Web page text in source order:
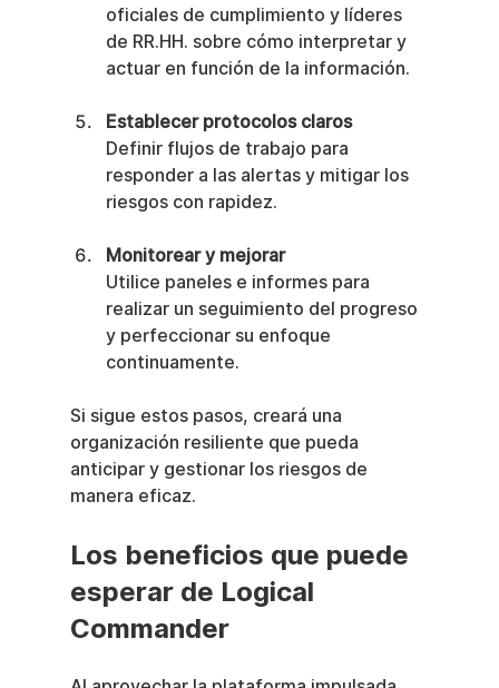
oficiales de cumplimiento y líderes
de RR.HH. sobre cómo interpretar y
actuar en función de la información.
Establecer protocolos claros
Definir flujos de trabajo para
responder a las alertas y mitigar los
riesgos con rapidez.
Monitorear y mejorar
Utilice paneles e informes para
realizar un seguimiento del progreso
y perfeccionar su enfoque
continuamente.
Si sigue estos pasos, creará una
organización resiliente que pueda
anticipar y gestionar los riesgos de
manera eficaz.
Los beneficios que puede
esperar de Logical
Commander